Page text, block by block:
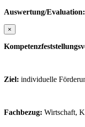
Auswertung/Evaluation:
×
Ziel: individuelle
Fachbezug: Wirtschaft,